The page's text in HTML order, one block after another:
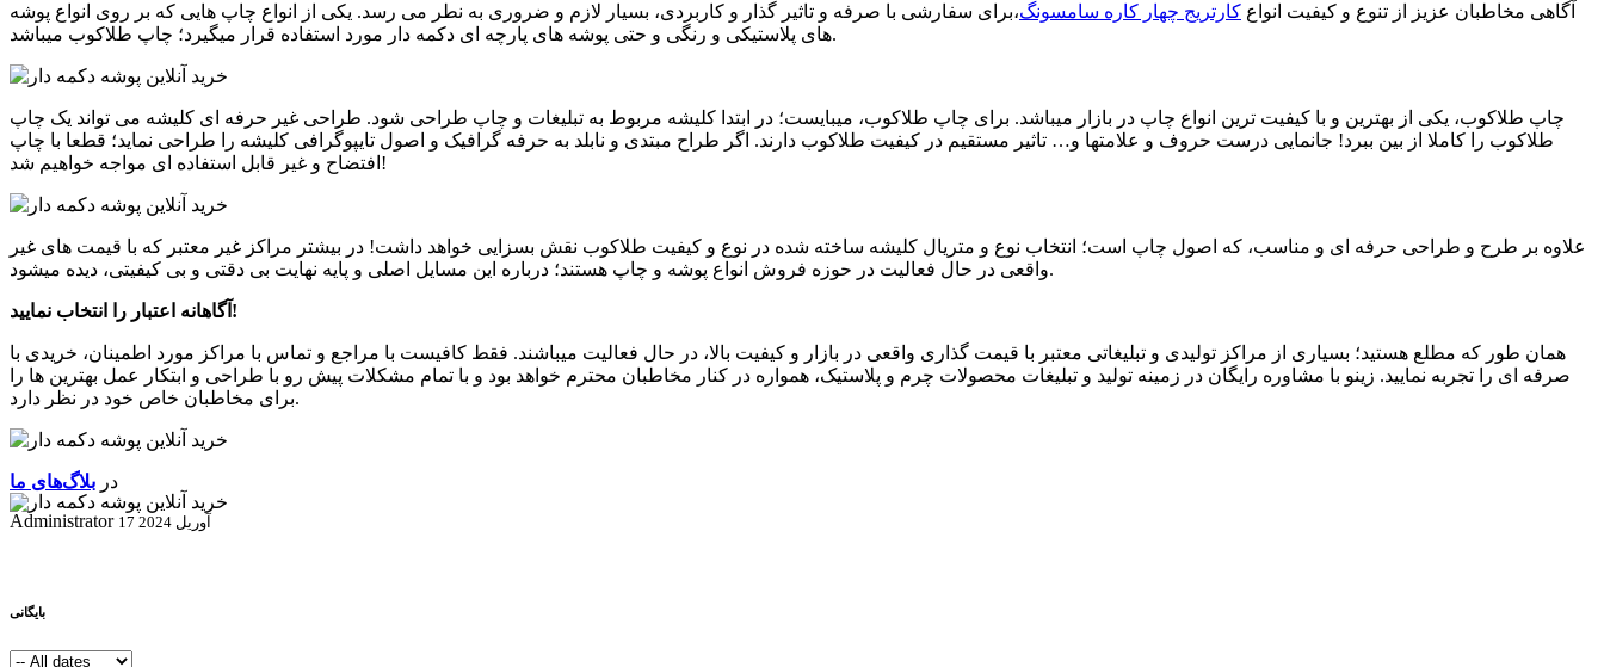
آگاهی مخاطبان عزیز از تنوع و کیفیت انواع کارتریج چهار کاره سامسونگ،برای سفارشی با صرفه و تاثیر گذار و کاربردی، بسیار لازم و ضروری به نطر می رسد. یکی از انواع چاپ هایی که بر روی انواع پوشه
های پلاستیکی و رنگی و حتی پوشه های پارچه ای دکمه دار مورد استفاده قرار میگیرد؛ چاپ طلاکوب میباشد.
چاپ طلاکوب، یکی از بهترین و با کیفیت ترین انواع چاپ در بازار میباشد. برای چاپ طلاکوب، میبایست؛ در ابتدا کلیشه مربوط به تبلیغات و چاپ طراحی شود. طراحی غیر حرفه ای کلیشه می تواند یک چاپ
طلاکوب را کاملا از بین ببرد! جانمایی درست حروف و علامتها و… تاثیر مستقیم در کیفیت طلاکوب دارند. اگر طراح مبتدی و نابلد به حرفه گرافیک و اصول تایپوگرافی کلیشه را طراحی نماید؛ قطعا با چاپ
افتضاح و غیر قابل استفاده ای مواجه خواهیم شد!
علاوه بر طرح و طراحی حرفه ای و مناسب، که اصول چاپ است؛ انتخاب نوع و متریال کلیشه ساخته شده در نوع و کیفیت طلاکوب نقش بسزایی خواهد داشت! در بیشتر مراکز غیر معتبر که با قیمت های غیر
واقعی در حال فعالیت در حوزه فروش انواع پوشه و چاپ هستند؛ درباره این مسایل اصلی و پایه نهایت بی دقتی و بی کیفیتی، دیده میشود.
آگاهانه اعتبار را انتخاب نمایید!
همان طور که مطلع هستید؛ بسیاری از مراکز تولیدی و تبلیغاتی معتبر با قیمت گذاری واقعی در بازار و کیفیت بالا، در حال فعالیت میباشند. فقط کافیست با مراجع و تماس با مراکز مورد اطمینان، خریدی با
صرفه ای را تجربه نمایید. زینو با مشاوره رایگان در زمینه تولید و تبلیغات محصولات چرم و پلاستیک، همواره در کنار مخاطبان محترم خواهد بود و با تمام مشکلات پیش رو با طراحی و ابتکار عمل بهترین ها را
برای مخاطبان خاص خود در نظر دارد.
در بلاگ‌های ما
Administrator
17 آوریل 2024
بایگانی